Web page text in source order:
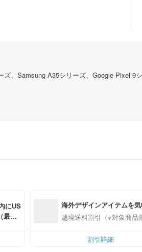
、Samsung A35シリーズ、Google Pixel 9
にUS
大U
海外デザインアイテムを
越境送料割引（※対象商品
割引詳細